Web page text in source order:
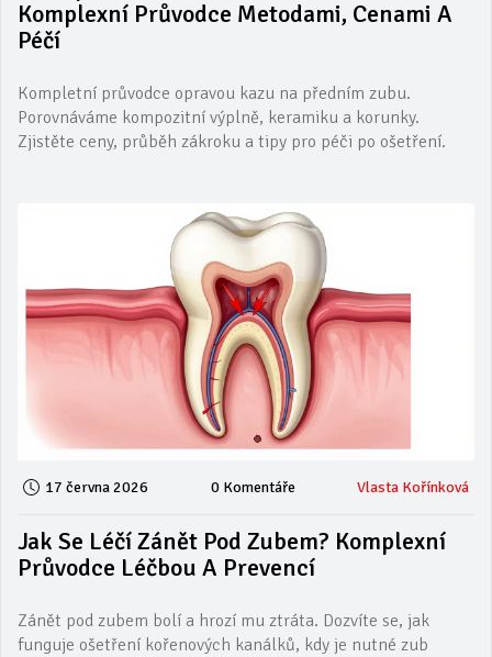
Komplexní Průvodce Metodami, Cenami A
Péčí
Kompletní průvodce opravou kazu na předním zubu.
Porovnáváme kompozitní výplně, keramiku a korunky.
Zjistěte ceny, průběh zákroku a tipy pro péči po ošetření.
17 června 2026 0 Komentáře Vlasta Kořínková
Jak Se Léčí Zánět Pod Zubem? Komplexní
Průvodce Léčbou A Prevencí
Zánět pod zubem bolí a hrozí mu ztráta. Dozvíte se, jak
funguje ošetření kořenových kanálků, kdy je nutné zub